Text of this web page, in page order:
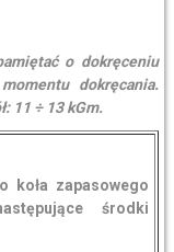
o dokręceniu
dokręcania.
11 ÷ 13 kGm.
koła zapasowego
środki